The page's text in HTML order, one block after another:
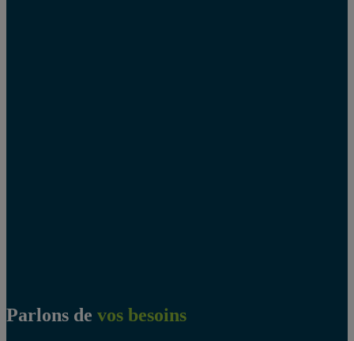
Parlons de vos besoins